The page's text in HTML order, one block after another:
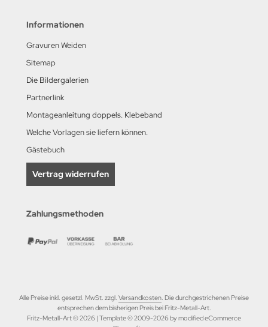
Informationen
Gravuren Weiden
Sitemap
Die Bildergalerien
Partnerlink
Montageanleitung doppels. Klebeband
Welche Vorlagen sie liefern können.
Gästebuch
Vertrag widerrufen
Zahlungsmethoden
Alle Preise inkl. gesetzl. MwSt. zzgl. Versandkosten. Die durchgestrichenen Preise
entsprechen dem bisherigen Preis bei Fritz-Metall-Art.
Fritz-Metall-Art © 2026 | Template © 2009-2026 by modified eCommerce